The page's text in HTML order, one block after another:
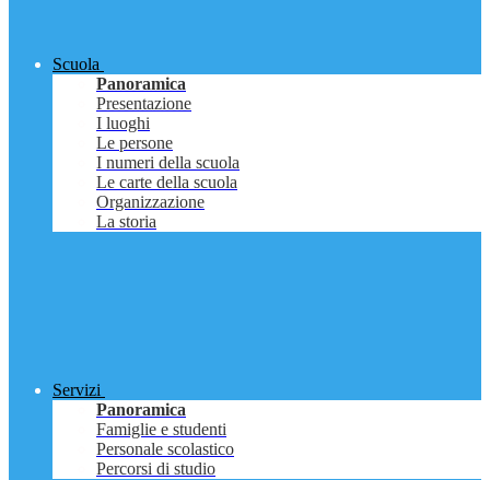
Scuola
Panoramica
Presentazione
I luoghi
Le persone
I numeri della scuola
Le carte della scuola
Organizzazione
La storia
Servizi
Panoramica
Famiglie e studenti
Personale scolastico
Percorsi di studio